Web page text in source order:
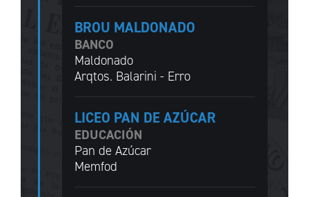
BROU MALDONADO
BANCO
Maldonado
Arqtos. Balarini - Erro
LICEO PAN DE AZÚCAR
EDUCACIÓN
Pan de Azúcar
Memfod